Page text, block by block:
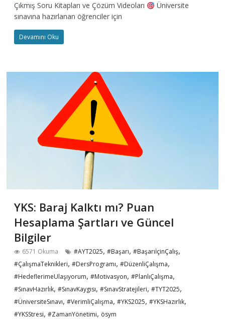
Çıkmış Soru Kitapları ve Çözüm Videoları
Üniversite
sınavına hazırlanan öğrenciler için
Devamını Oku
YKS: Baraj Kalktı mı? Puan
Hesaplama Şartları ve Güncel
Bilgiler
6571 Okuma #AYT2025,#Başarı,#BaşarıİçinÇalış,
#ÇalışmaTeknikleri,#DersProgramı,#DüzenliÇalışma,
#HedeflerimeUlaşıyorum,#Motivasyon,#PlanlıÇalışma,
#SınavHazırlık,#SınavKaygısı,#SınavStratejileri,#TYT2025,
#ÜniversiteSınavı,#VerimliÇalışma,#YKS2025,#YKSHazırlık,
#YKSStresi,#ZamanYönetimi, ösym